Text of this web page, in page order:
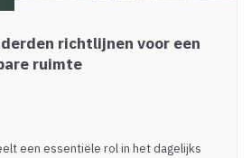
richtlijnen voor een
ruimte
een essentiële rol in het dagelijks